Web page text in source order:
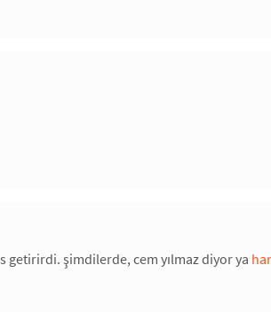
getirirdi. şimdilerde, cem yılmaz diyor ya